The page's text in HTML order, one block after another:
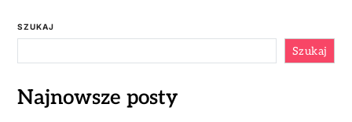
SZUKAJ
Szukaj
Najnowsze posty